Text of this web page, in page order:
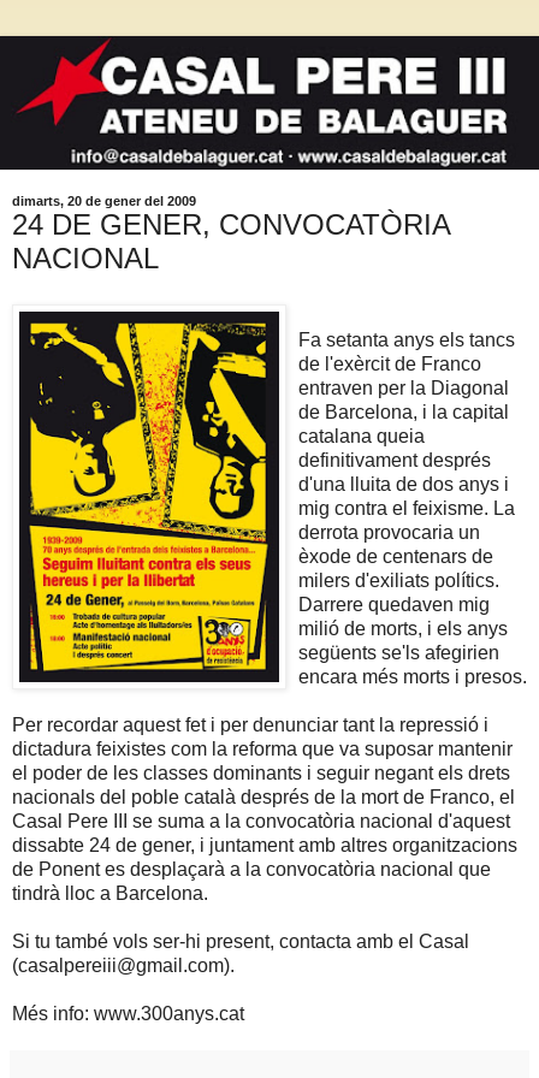
dimarts, 20 de gener del 2009
24 DE GENER, CONVOCATÒRIA
NACIONAL
Fa setanta anys els tancs
de l'exèrcit de Franco
entraven per la Diagonal
de Barcelona, i la capital
catalana queia
definitivament després
d'una lluita de dos anys i
mig contra el feixisme. La
derrota provocaria un
èxode de centenars de
milers d'exiliats polítics.
Darrere quedaven mig
milió de morts, i els anys
següents se'ls afegirien
encara més morts i presos.
Per recordar aquest fet i per denunciar tant la repressió i
dictadura feixistes com la reforma que va suposar mantenir
el poder de les classes dominants i seguir negant els drets
nacionals del poble català després de la mort de Franco, el
Casal Pere III se suma a la convocatòria nacional d'aquest
dissabte 24 de gener, i juntament amb altres organitzacions
de Ponent es desplaçarà a la convocatòria nacional que
tindrà lloc a Barcelona.
Si tu també vols ser-hi present, contacta amb el Casal
(casalpereiii@gmail.com).
Més info: www.300anys.cat